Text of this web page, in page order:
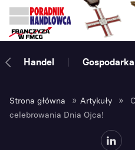
Handel Gospodarka
Strona główna » Artykuły »
celebrowania Dnia Ojca!